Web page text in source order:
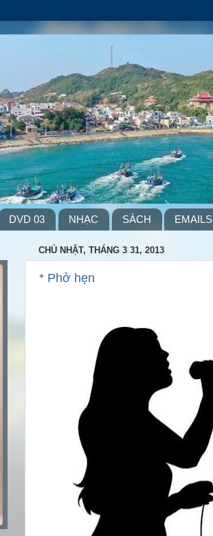
DVD 03 NHẠC SÁCH EMAILS
CHỦ NHẬT, THÁNG 3 31, 2013
* Phở hẹn